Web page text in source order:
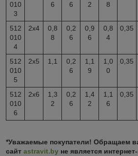
010
3
6 6 2 8
512
010
4
2х4
0,8
8
0,2
6
0,9
6
0,8
4
0,35
512
010
5
2х5 1,1
0,2
6
1,1
9
1,0
0
0,35
512
010
6
2х6
1,3
2
0,2
6
1,4
2
1,1
6
0,35
*Уважаемые покупатели! Обращаем
сайт astravit.by не является